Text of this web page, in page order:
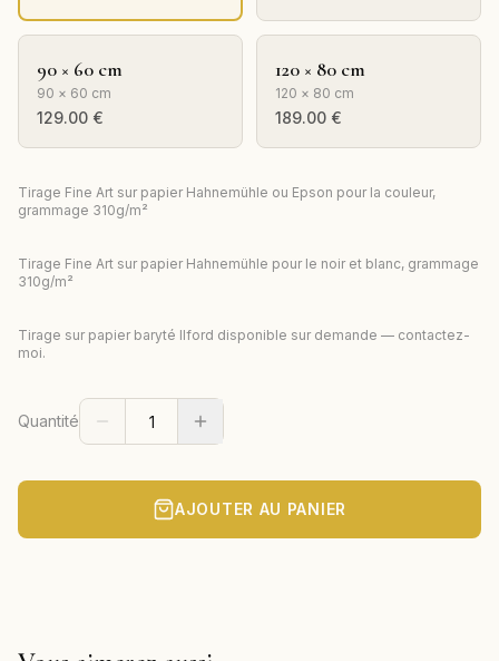
90 × 60 cm
90 × 60 cm
129.00 €
120 × 80 cm
120 × 80 cm
189.00 €
Tirage Fine Art sur papier Hahnemühle ou Epson pour la couleur,
grammage 310g/m²
Tirage Fine Art sur papier Hahnemühle pour le noir et blanc, grammage
310g/m²
Tirage sur papier baryté Ilford disponible sur demande — contactez-
moi.
Quantité
AJOUTER AU PANIER